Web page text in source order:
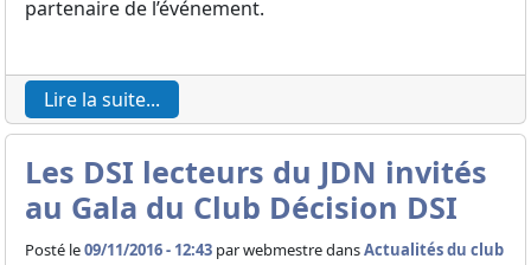
partenaire de l’événement.
Lire la suite...
Les DSI lecteurs du JDN invités
au Gala du Club Décision DSI
Posté le09/11/2016 - 12:43 parwebmestre dansActualités du club